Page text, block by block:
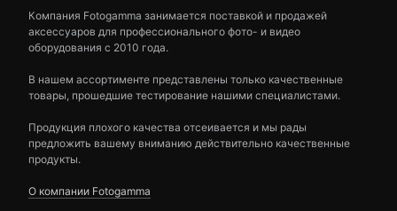
Компания Fotogamma занимается поставкой и продажей
аксессуаров для профессионального фото- и видео
оборудования с 2010 года.
В нашем ассортименте представлены только качественные
товары, прошедшие тестирование нашими специалистами.
Продукция плохого качества отсеивается и мы рады
предложить вашему вниманию действительно качественные
продукты.
О компании Fotogamma